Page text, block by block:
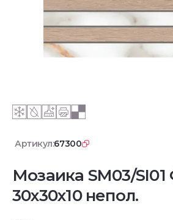
Артикул:67300
Мозаика SM03/
30x30x10 непол.